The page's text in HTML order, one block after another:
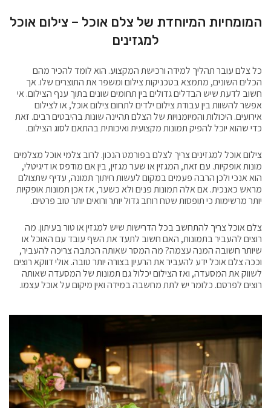
המומחיות המיוחדת של צלם אוכל – צילום אוכל
למגזינים
כל צלם עובר תהליך למידה ורכישת המקצוע. הוא לומד להכיר מהם
הכלים השונים, מתמצא בטכניקות צילום ומשפר את התוצרים שלו. אך
חשוב לדעת שיש הבדלים גדולים בין תחומים שונים בתוך ענף הצילום. אי
אפשר להשוות בין עבודת צילום ילדים לתחום צילום אוכל, או לצילום
אירועים. היכולות והמיומנויות של הצלם תהיינה שונות בהיבטים רבים. זאת
כדי שהוא יוכל להפיק תמונות מקצועית ואיכותית בהתאם לסוג הצילום.
צילום אוכל למגזינים צריך לצלם בפורמט הנכון. לרוב צלמי אוכל מצלמים
מונות אופקיות. עם זאת, המגזין או שער מגזין, בין אם מודפס או דיגיטלי,
הוא אנכי ולכן הרבה פעמים במקום לעשות חיתוך תמונה, עדיף שתצולם
מראש כאנכית. אם אלה תמונות פנים ולא כשער, אז אכן תמונות אופקיות
יותר מרשימות כי תופסות שטח רוחב גדול יותר ורואים יותר טוב פרטים.
צלם אוכל צריך להתחשב בכל הדרישות שיש למגזין או טור בעיתון. מה
רוצים להעביר בתמונות, האם חשוב לתעד את השף עובד עם האוכל או
שיותר חשובה המנה עצמה? מה המסר שאותה הכתבה צריכה להעביר,
וככה צלם אוכל ידע להעביר את הרעיון בצורה יותר טובה. אולי דווקא רוצים
לשווק את המסעדה, ואז הצילום יכלול גם תמונות של המסעדה שאותה
רוצים לפרסם. כלומר יש לתת מחשבה במידה ואין מיקום על אוכל עצמו.